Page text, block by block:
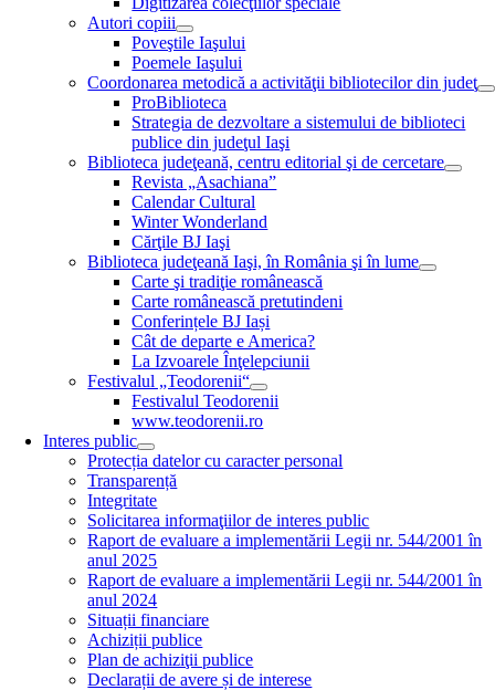
Autori copiii
Poveştile Iaşului
Poemele Iaşului
Coordonarea metodică a activităţii bibliotecilor din judeţ
ProBiblioteca
Strategia de dezvoltare a sistemului de biblioteci
publice din judeţul Iaşi
Biblioteca judeţeană, centru editorial şi de cercetare
Revista „Asachiana”
Calendar Cultural
Winter Wonderland
Cărţile BJ Iaşi
Biblioteca judeţeană Iaşi, în România şi în lume
Carte şi tradiţie românească
Carte românească pretutindeni
Conferințele BJ Iași
Cât de departe e America?
La Izvoarele Înţelepciunii
Festivalul „Teodorenii“
Festivalul Teodorenii
www.teodorenii.ro
Interes public
Protecția datelor cu caracter personal
Transparență
Integritate
Solicitarea informaţiilor de interes public
Raport de evaluare a implementării Legii nr. 544/2001 în
anul 2025
Raport de evaluare a implementării Legii nr. 544/2001 în
anul 2024
Situații financiare
Achiziții publice
Plan de achiziţii publice
Declarații de avere și de interese